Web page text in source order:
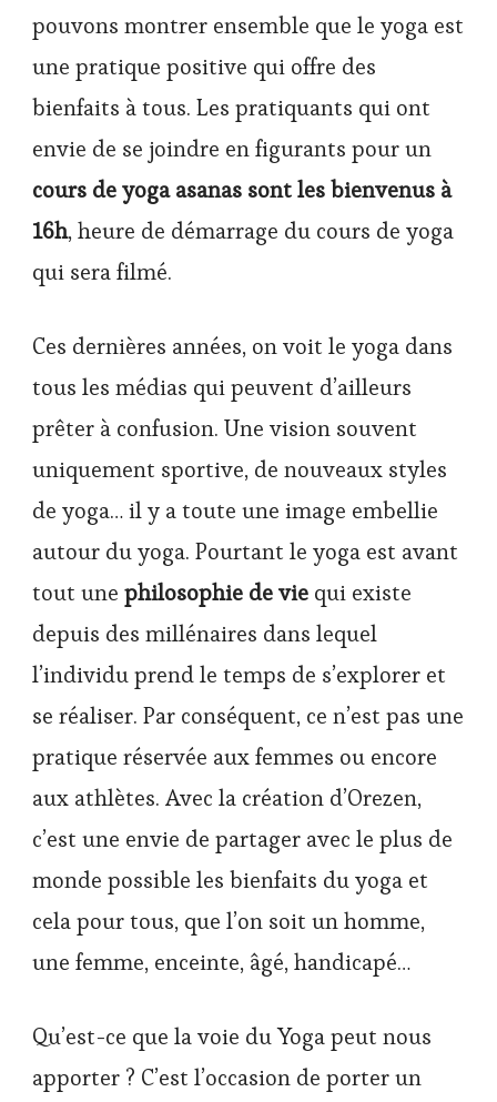
pouvons montrer ensemble que le yoga est
une pratique positive qui offre des
bienfaits à tous. Les pratiquants qui ont
envie de se joindre en figurants pour un
cours de yoga asanas sont les bienvenus à
16h, heure de démarrage du cours de yoga
qui sera filmé.
Ces dernières années, on voit le yoga dans
tous les médias qui peuvent d’ailleurs
prêter à confusion. Une vision souvent
uniquement sportive, de nouveaux styles
de yoga… il y a toute une image embellie
autour du yoga. Pourtant le yoga est avant
tout une philosophie de vie qui existe
depuis des millénaires dans lequel
l’individu prend le temps de s’explorer et
se réaliser. Par conséquent, ce n’est pas une
pratique réservée aux femmes ou encore
aux athlètes. Avec la création d’Orezen,
c’est une envie de partager avec le plus de
monde possible les bienfaits du yoga et
cela pour tous, que l’on soit un homme,
une femme, enceinte, âgé, handicapé…
Qu’est-ce que la voie du Yoga peut nous
apporter ? C’est l’occasion de porter un